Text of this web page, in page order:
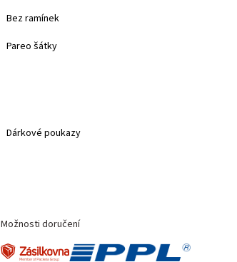
Bez ramínek
Pareo šátky
Dárkové poukazy
Možnosti doručení